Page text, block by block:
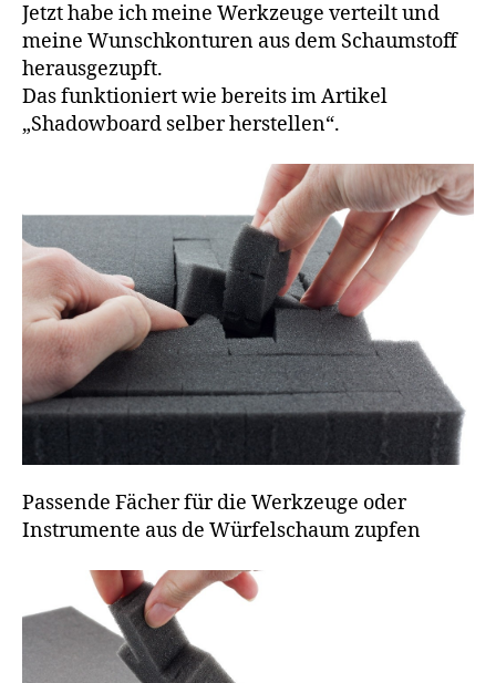
Jetzt habe ich meine Werkzeuge verteilt und
meine Wunschkonturen aus dem Schaumstoff
herausgezupft.
Das funktioniert wie bereits im Artikel
„Shadowboard selber herstellen“.
Passende Fächer für die Werkzeuge oder
Instrumente aus de Würfelschaum zupfen